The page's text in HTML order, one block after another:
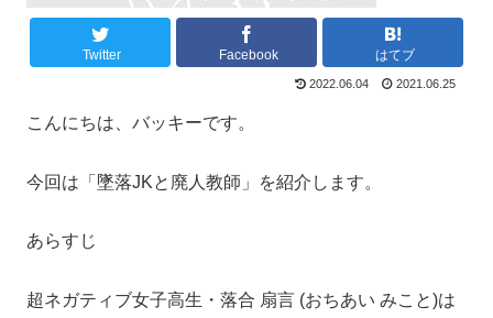
Twitter Facebook はてブ
2022.06.04 2021.06.25
こんにちは、バッキーです。
今回は「墜落JKと廃人教師」を紹介します。
あらすじ
超ネガティブ女子高生・落合 扇言 (おちあい みこと)は